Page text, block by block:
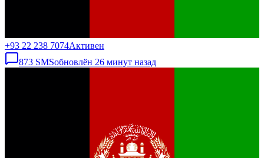
+93 22 238 7074Активен
873 SMSобновлён 26 минут назад